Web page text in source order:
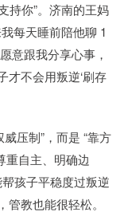
持你”。济南的王妈
每天睡前陪他聊 1
意跟我分享心事，
不会用叛逆‘刷存
压制”，而是 “靠方
重自主、明确边
孩子平稳度过叛逆
教也能很轻松。